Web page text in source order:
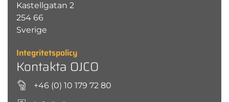
Kastellgatan 2
254 66
Sverige
Integritetspolicy
Kontakta OJCO
+46 (0) 10 179 72 80